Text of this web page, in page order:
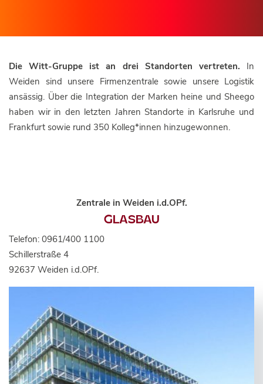
Die Witt-Gruppe ist an drei Standorten vertreten. In
Weiden sind unsere Firmenzentrale sowie unsere Logistik
ansässig. Über die Integration der Marken heine und Sheego
haben wir in den letzten Jahren Standorte in Karlsruhe und
Frankfurt sowie rund 350 Kolleg*innen hinzugewonnen.
Zentrale in Weiden i.d.OPf.
GLASBAU
Telefon: 0961/400 1100
Schillerstraße 4
92637 Weiden i.d.OPf.